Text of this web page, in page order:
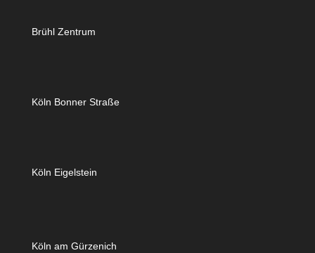
Brühl Zentrum
Köln Bonner Straße
Köln Eigelstein
Köln am Gürzenich